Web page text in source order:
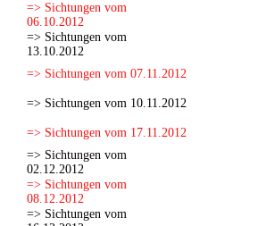
=> Sichtungen vom
06.10.2012
=> Sichtungen vom
13.10.2012
=> Sichtungen vom 07.11.2012
=> Sichtungen vom 10.11.2012
=> Sichtungen vom 17.11.2012
=> Sichtungen vom
02.12.2012
=> Sichtungen vom
08.12.2012
=> Sichtungen vom